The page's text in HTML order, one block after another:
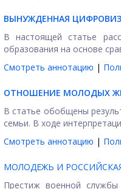
ВЫНУЖДЕННАЯ
В настоящей статье
образования на основе
Смотреть аннотацию |
ОТНОШЕНИЕ МОЛОДЫХ
В статье обобщены
семьи. В ходе
Смотреть аннотацию |
МОЛОДЕЖЬ И
Престиж военной